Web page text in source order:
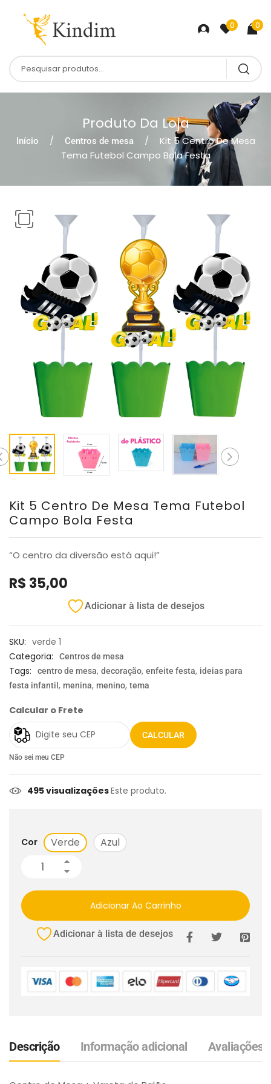
0 0
Produto Da Loja
Início Centros de mesa
Kit 5 Centro De Mesa
Tema Futebol Campo Bola Festa
Kit 5 Centro De Mesa Tema Futebol
Campo Bola Festa
“O centro da diversão está aqui!”
R$ 35,00
Adicionar à lista de desejos
SKU: verde 1
Categoria:
Centros de mesa
Tags: centro de mesa, decoração, enfeite festa, ideias para
festa infantil , menina, menino, tema
Calcular o Frete
CALCULAR
Não sei meu CEP
495 visualizaçõesEste produto.
Cor Verde Azul
Adicionar Ao Carrinho
Adicionar à lista de desejos
Descrição Informação adicional Avaliações